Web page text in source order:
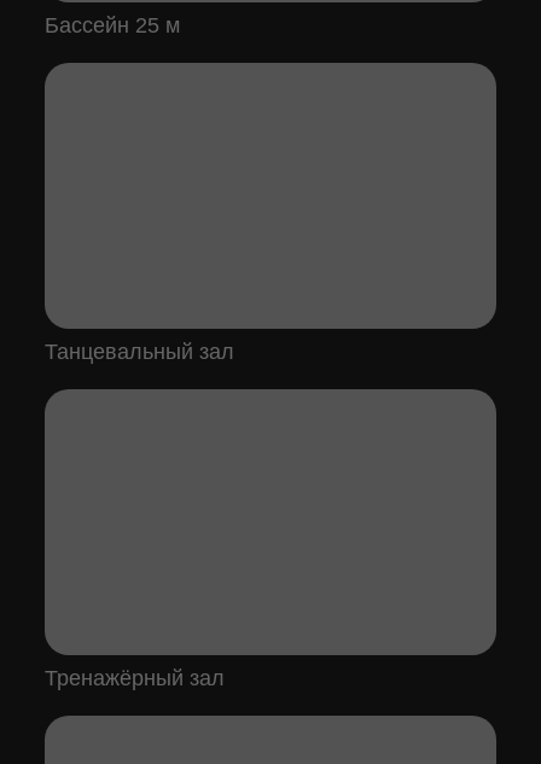
Бассейн 25 м
Тренажёрный зал
Танцевальный зал